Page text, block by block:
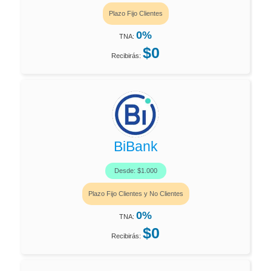
Plazo Fijo Clientes
TNA: 0%
Recibirás: $0
BiBank
Desde: $1.000
Plazo Fijo Clientes y No Clientes
TNA: 0%
Recibirás: $0